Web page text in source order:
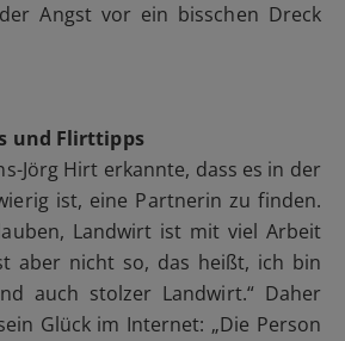
Angst vor ein bisschen Dreck
und Flirttipps
Jörg Hirt erkannte, dass es in der
ist, eine Partnerin zu finden.
Landwirt ist mit viel Arbeit
aber nicht so, das heißt, ich bin
auch stolzer Landwirt.“ Daher
Glück im Internet: „Die Person